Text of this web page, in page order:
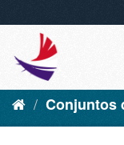
Conjuntos